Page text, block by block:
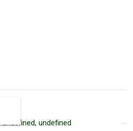
undefined